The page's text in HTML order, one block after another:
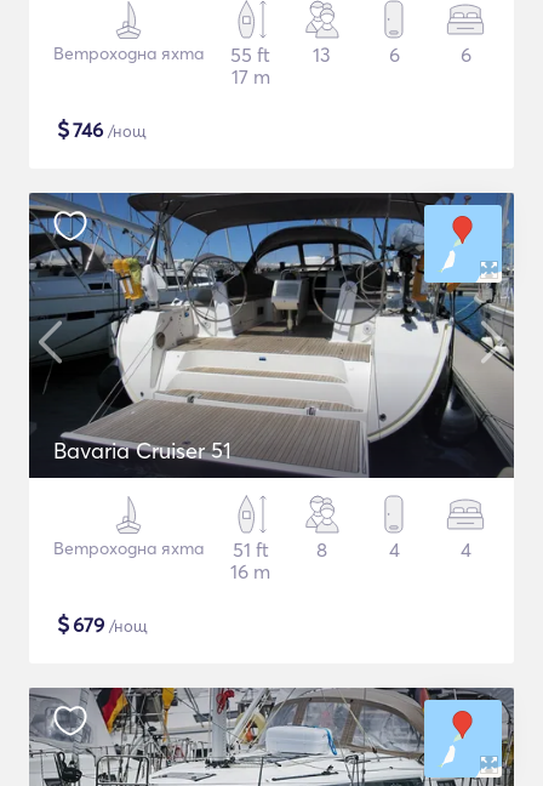
Ветроходна яхта
55 ft
17 m
13 6 6
$746 /нощ
Bavaria Cruiser 51
Ветроходна яхта
51 ft
16 m
8 4 4
$679 /нощ